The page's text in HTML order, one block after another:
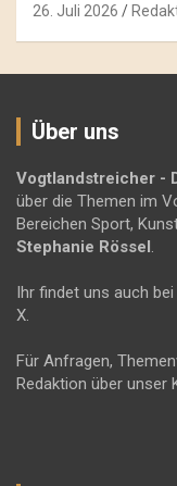
26. Juli 2026
Über uns
Vogtlandstreicher -
über die Themen im
Bereichen Sport,
Stephanie Rössel.
Ihr findet uns auch
X.
Für Anfragen,
Redaktion über unser